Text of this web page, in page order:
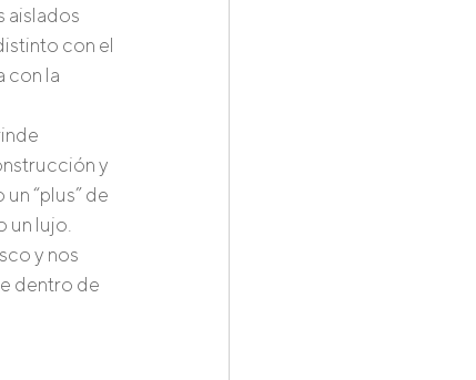
aislados
con el
con la
y
“plus” de
un lujo.
y nos
dentro de